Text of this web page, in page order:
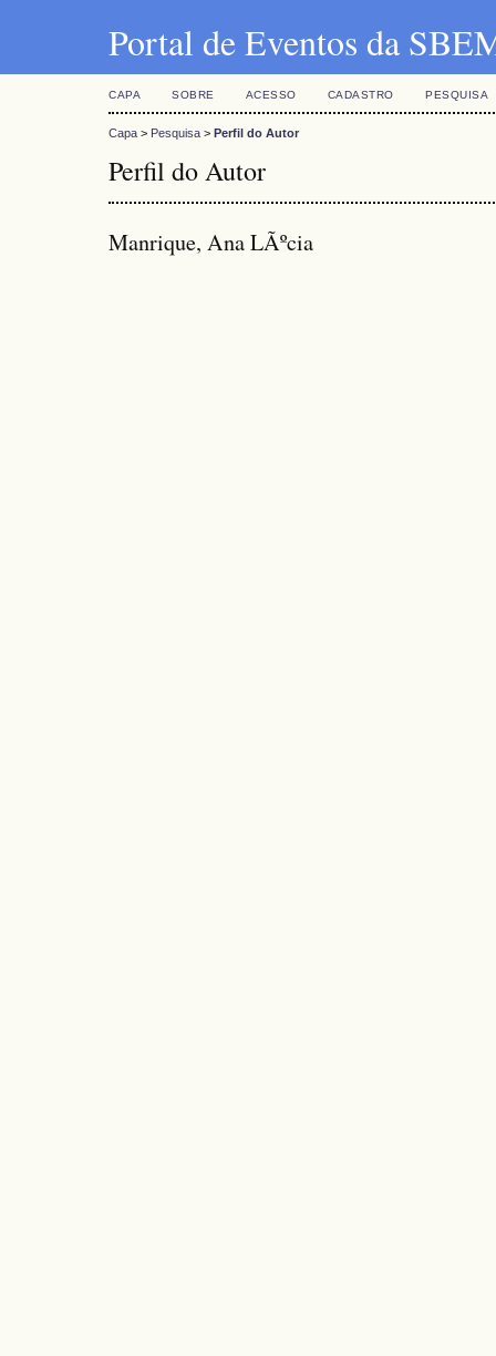
Portal de Eventos da
CAPA SOBRE ACESSO CADASTRO PESQUISA
Capa > Pesquisa > Perfil do Autor
Perfil do Autor
Manrique, Ana LÃºcia